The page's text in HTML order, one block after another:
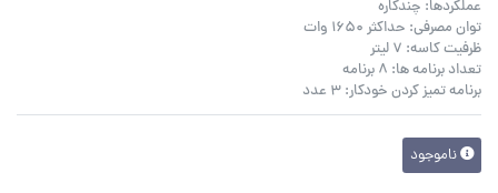
عملکردها: چندکاره
توان مصرفی: حداکثر 1650 وات
ظرفیت کاسه: 7 لیتر
تعداد برنامه ها: 8 برنامه
برنامه تمیز کردن خودکار: 3 عدد
ناموجود